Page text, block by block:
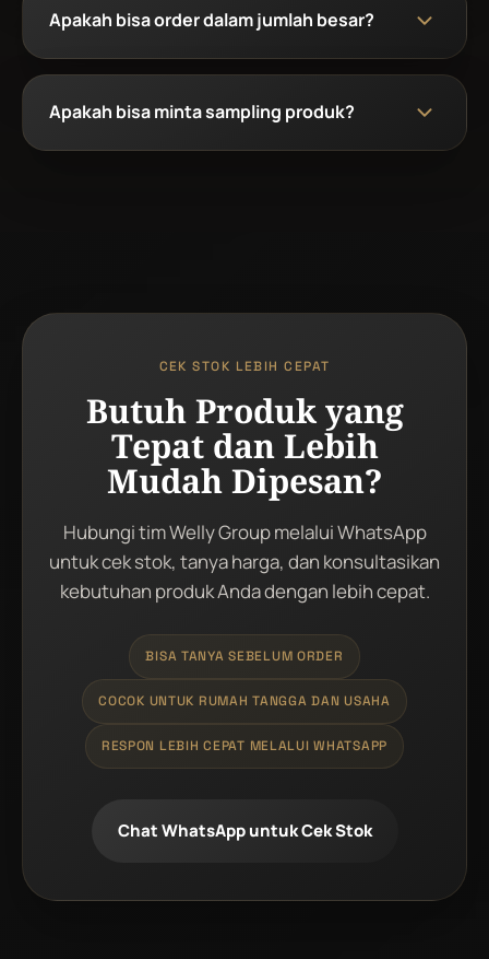
Apakah bisa order dalam jumlah besar?
Apakah bisa minta sampling produk?
CEK STOK LEBIH CEPAT
Butuh Produk yang
Tepat dan Lebih
Mudah Dipesan?
Hubungi tim Welly Group melalui WhatsApp
untuk cek stok, tanya harga, dan konsultasikan
kebutuhan produk Anda dengan lebih cepat.
BISA TANYA SEBELUM ORDER
COCOK UNTUK RUMAH TANGGA DAN USAHA
RESPON LEBIH CEPAT MELALUI WHATSAPP
Chat WhatsApp untuk Cek Stok